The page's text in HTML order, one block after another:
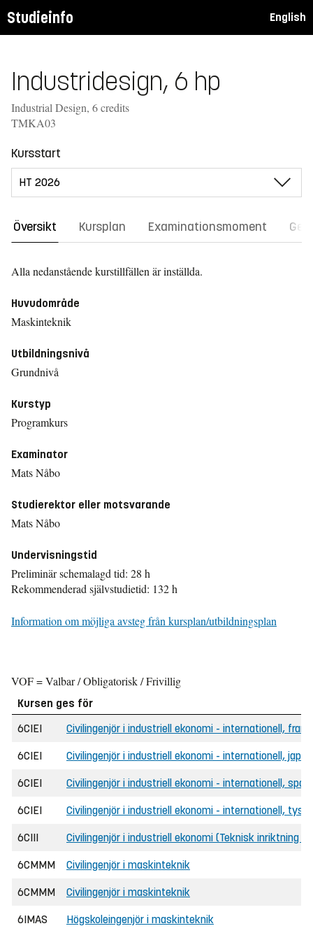
Studieinfo English
Industridesign, 6 hp
Industrial Design, 6 credits
TMKA03
Kursstart
Översikt Kursplan Examinationsmoment
Alla nedanstående kurstillfällen är inställda.
Huvudområde
Maskinteknik
Utbildningsnivå
Grundnivå
Kurstyp
Programkurs
Examinator
Mats Nåbo
Studierektor eller motsvarande
Mats Nåbo
Undervisningstid
Preliminär schemalagd tid: 28 h
Rekommenderad självstudietid: 132 h
Information om möjliga avsteg från kursplan/utbildningsplan
VOF = Valbar / Obligatorisk / Frivillig
Kursen ges för
6CIEI
Civilingenjör i industriell ekonomi - internationell,
6CIEI Civilingenjör i industriell ekonomi - internationell,
6CIEI Civilingenjör i industriell ekonomi - internationell,
6CIEI Civilingenjör i industriell ekonomi - internationell,
6CIII Civilingenjör i industriell ekonomi (Teknisk inriktning
6CMMM Civilingenjör i maskinteknik
6CMMM Civilingenjör i maskinteknik
6IMAS Högskoleingenjör i maskinteknik